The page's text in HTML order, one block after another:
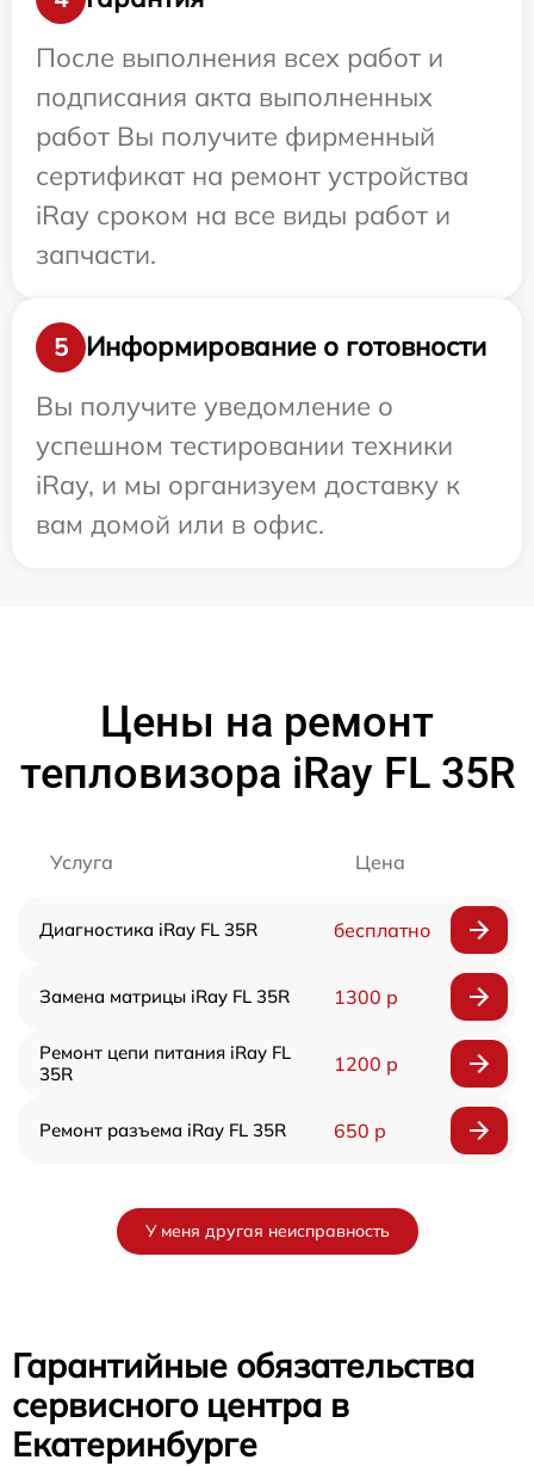
После выполнения всех работ и
подписания акта выполненных
работ Вы получите фирменный
сертификат на ремонт устройства
iRay сроком на все виды работ и
запчасти.
5
Информирование о готовности
Вы получите уведомление о
успешном тестировании техники
iRay, и мы организуем доставку к
вам домой или в офис.
Цены на ремонт
тепловизора iRay FL 35R
Услуга Цена
Диагностика iRay FL 35R бесплатно
Замена матрицы iRay FL 35R 1300 р
Ремонт цепи питания iRay FL
35R
1200 р
Ремонт разъема iRay FL 35R 650 р
У меня другая неисправность
Гарантийные обязательства
сервисного центра в
Екатеринбурге